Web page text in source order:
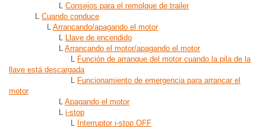
L Consejos para el remolque de trailer
L Cuando conduce
L Arrancando/apagando el motor
L Llave de encendido
L Arrancando el motor/apagando el motor
L Función de arranque del motor cuando la pila de la
llave está descargada
L Funcionamiento de emergencia para arrancar el
motor
L Apagando el motor
L i-stop
L Interruptor i-stop OFF